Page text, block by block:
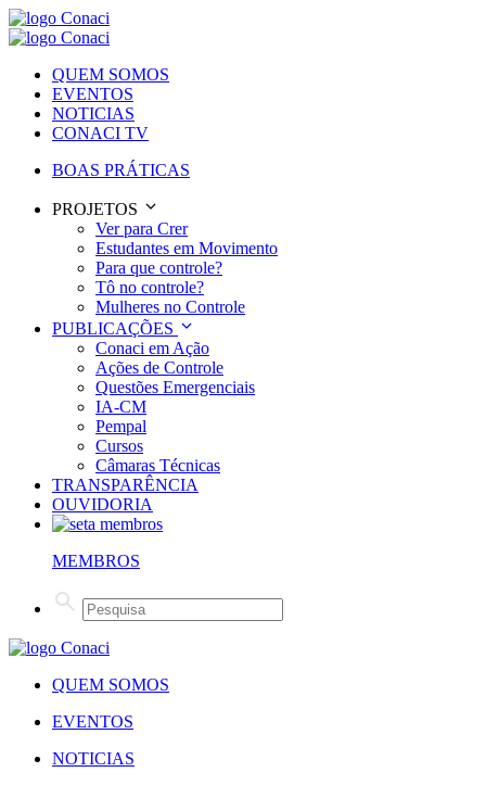
QUEM SOMOS
EVENTOS
NOTICIAS
CONACI TV
BOAS PRÁTICAS
PROJETOS
Ver para Crer
Estudantes em Movimento
Para que controle?
Tô no controle?
Mulheres no Controle
PUBLICAÇÕES
Conaci em Ação
Ações de Controle
Questões Emergenciais
IA-CM
Pempal
Cursos
Câmaras Técnicas
TRANSPARÊNCIA
OUVIDORIA
MEMBROS
QUEM SOMOS
EVENTOS
NOTICIAS